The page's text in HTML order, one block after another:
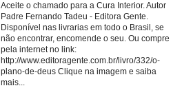
Aceite o chamado para a Cura Interior. Autor
Padre Fernando Tadeu - Editora Gente.
Disponível nas livrarias em todo o Brasil, se
não encontrar, encomende o seu. Ou compre
pela internet no link:
http://www.editoragente.com.br/livro/332/o-
plano-de-deus Clique na imagem e saiba
mais...